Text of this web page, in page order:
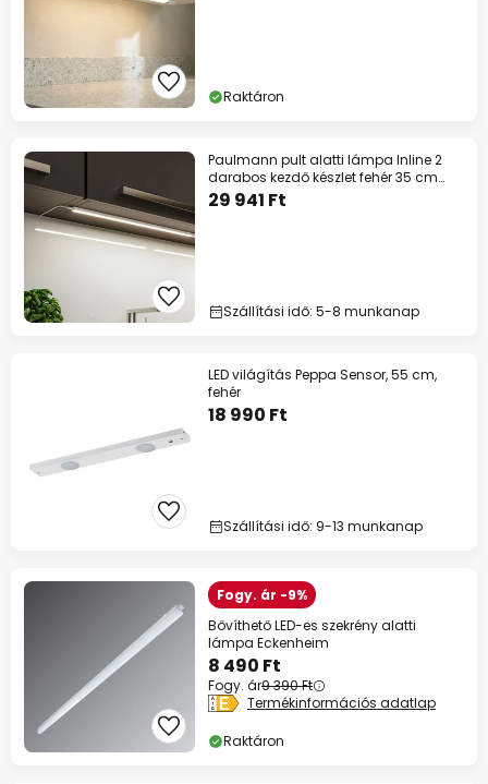
Raktáron
Paulmann pult alatti lámpa Inline 2
darabos kezdő készlet fehér 35 cm
CCT
29 941 Ft
Szállítási idő: 5-8 munkanap
LED világítás Peppa Sensor, 55 cm,
fehér
18 990 Ft
Szállítási idő: 9-13 munkanap
Fogy. ár -9%
Bővíthető LED-es szekrény alatti
lámpa Eckenheim
8 490 Ft
Fogy. ár9 390 Ft
Termékinformációs adatlap
Raktáron